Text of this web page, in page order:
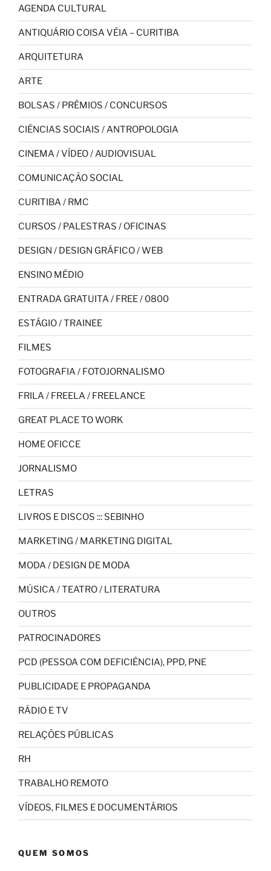
AGENDA CULTURAL
ANTIQUÁRIO COISA VÉIA – CURITIBA
ARQUITETURA
ARTE
BOLSAS / PRÊMIOS / CONCURSOS
CIÊNCIAS SOCIAIS / ANTROPOLOGIA
CINEMA / VÍDEO / AUDIOVISUAL
COMUNICAÇÃO SOCIAL
CURITIBA / RMC
CURSOS / PALESTRAS / OFICINAS
DESIGN / DESIGN GRÁFICO / WEB
ENSINO MÉDIO
ENTRADA GRATUITA / FREE / 0800
ESTÁGIO / TRAINEE
FILMES
FOTOGRAFIA / FOTOJORNALISMO
FRILA / FREELA / FREELANCE
GREAT PLACE TO WORK
HOME OFICCE
JORNALISMO
LETRAS
LIVROS E DISCOS ::: SEBINHO
MARKETING / MARKETING DIGITAL
MODA / DESIGN DE MODA
MÚSICA / TEATRO / LITERATURA
OUTROS
PATROCINADORES
PCD (PESSOA COM DEFICIÊNCIA), PPD, PNE
PUBLICIDADE E PROPAGANDA
RÁDIO E TV
RELAÇÕES PÚBLICAS
RH
TRABALHO REMOTO
VÍDEOS, FILMES E DOCUMENTÁRIOS
QUEM SOMOS